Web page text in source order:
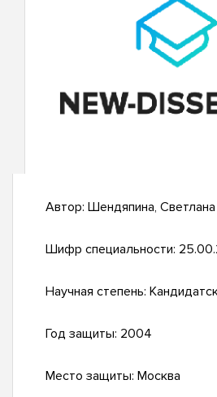
Автор: Шендяпина,
Шифр специальности:
Научная степень:
Год защиты: 2004
Место защиты: Москва